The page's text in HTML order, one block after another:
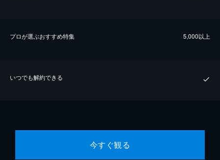
プロが選ぶおすすめ特集 5,000以上
いつでも解約できる
今すぐ観る